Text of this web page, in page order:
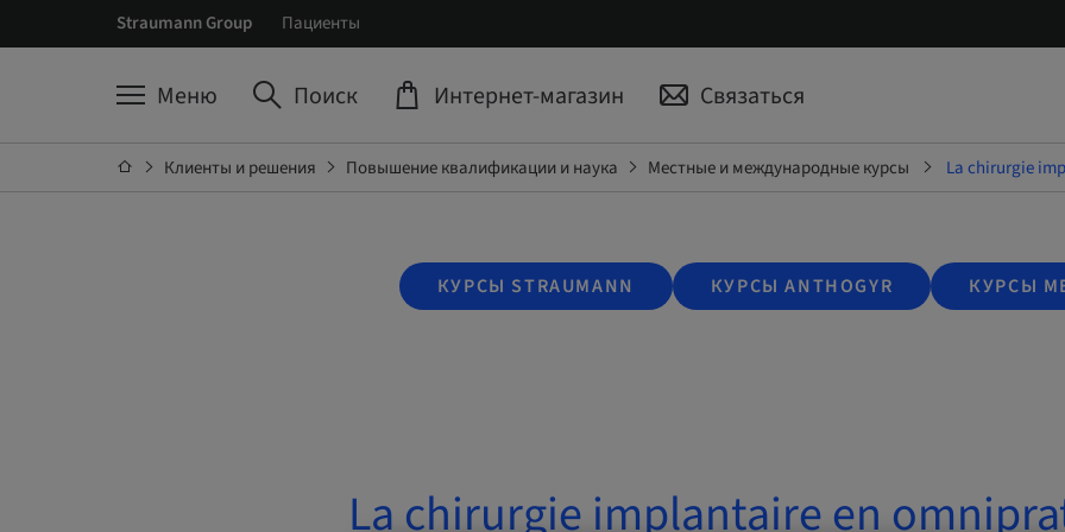
Straumann Group Пациенты
Меню Поиск Интернет-магазин Связаться
Клиенты и решения Повышение квалификации и наука Местные и международные курсы La chirurgie
КУРСЫ STRAUMANN КУРСЫ ANTHOGYR КУРСЫ
La chirurgie implantaire en